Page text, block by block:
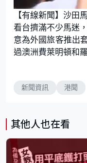
U
m
u
t
e
【有線新聞】沙田
看台擠滿不少馬迷
意為外國旅客推出
過澳洲費萊明頓和
新聞資訊 港聞
其他人也在看